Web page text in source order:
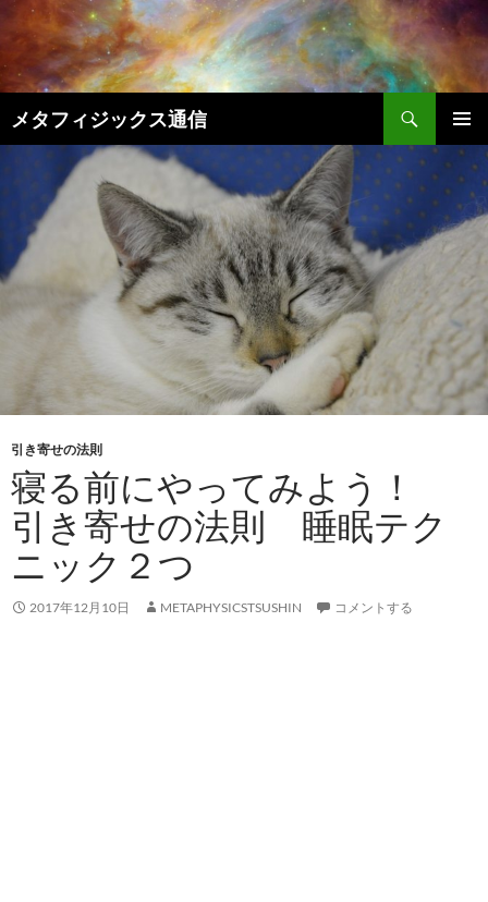
テ
ン
へ
メタフィジックス通信
索
メインメ
ニュー
引き寄せの法則
寝る前にやってみよう！
引き寄せの法則 睡眠テク
ニック２つ
2017年12月10日 METAPHYSICSTSUSHIN コメントする